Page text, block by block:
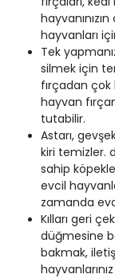
hayvanları
Tek
silmek için
fırçadan çok
hayvan
tutabilir.
Astarı,
kiri temizler.
sahip
evcil
zamanda
Kılları geri
düğmesine
bakmak,